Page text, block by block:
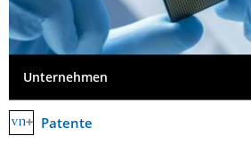
Unternehmen
Patente